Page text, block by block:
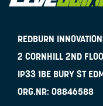
REDBURN
2 CORNHILL 2ND
IP33 1BE BURY ST
ORG.NR: 08846588